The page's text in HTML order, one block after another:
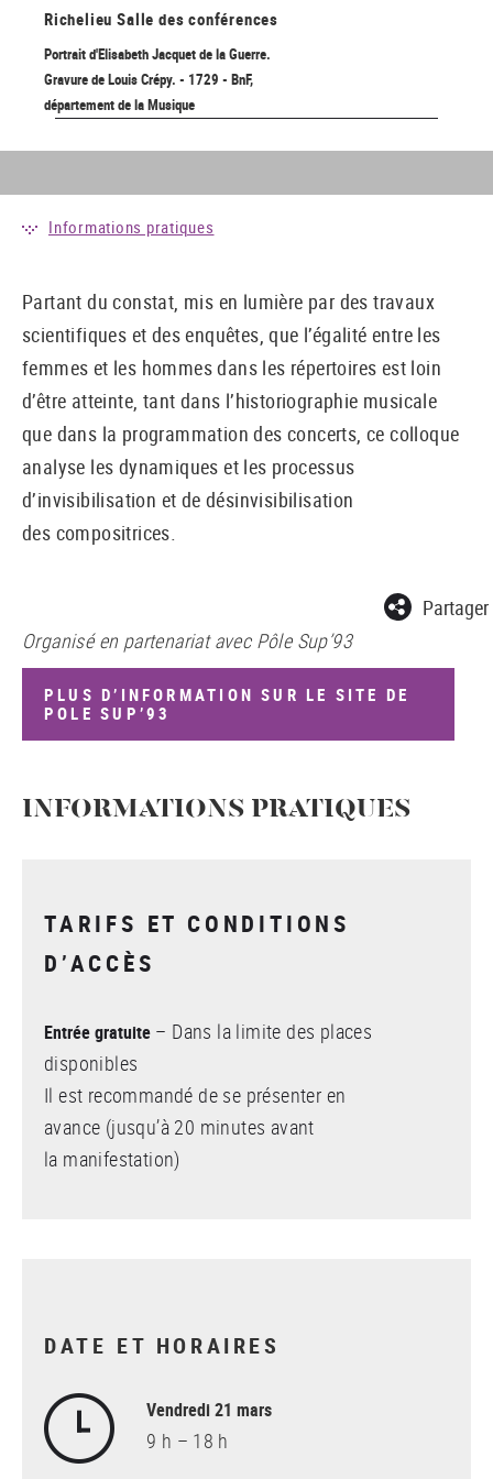
Richelieu Salle des conférences
Portrait d'Elisabeth Jacquet de la Guerre.
Gravure de Louis Crépy. - 1729 - BnF,
département de la Musique
Informations pratiques
Partant du constat, mis en lumière par des travaux
scientifiques et des enquêtes, que l’égalité entre les
femmes et les hommes dans les répertoires est loin
d’être atteinte, tant dans l’historiographie musicale
que dans la programmation des concerts, ce colloque
analyse les dynamiques et les processus
d’invisibilisation et de désinvisibilisation
des compositrices.
Partager
Organisé en partenariat avec Pôle Sup’93
PLUS D’INFORMATION SUR LE SITE DE
POLE SUP’93
INFORMATIONS PRATIQUES
TARIFS ET CONDITIONS
D’ACCÈS
Entrée gratuite – Dans la limite des places
disponibles
Il est recommandé de se présenter en
avance (jusqu’à 20 minutes avant
la manifestation)
DATE ET HORAIRES
Vendredi 21 mars
9 h – 18 h